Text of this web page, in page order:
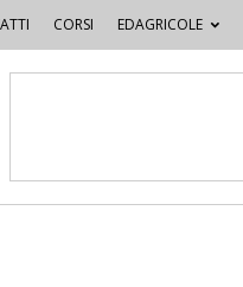
CORSI EDAGRICOLE